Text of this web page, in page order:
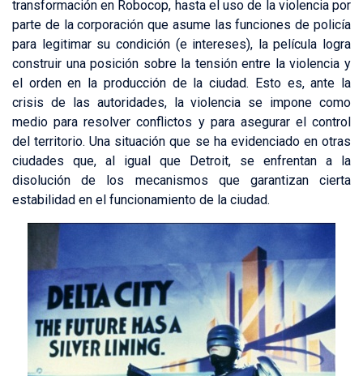
transformación en Robocop, hasta el uso de la violencia por
parte de la corporación que asume las funciones de policía
para legitimar su condición (e intereses), la película logra
construir una posición sobre la tensión entre la violencia y
el orden en la producción de la ciudad. Esto es, ante la
crisis de las autoridades, la violencia se impone como
medio para resolver conflictos y para asegurar el control
del territorio. Una situación que se ha evidenciado en otras
ciudades que, al igual que Detroit, se enfrentan a la
disolución de los mecanismos que garantizan cierta
estabilidad en el funcionamiento de la ciudad.